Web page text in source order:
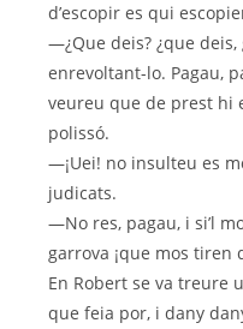
d’escopir es qui
—¿Que deis? ¿que
enrevoltant-lo. Pagau,
veureu que de prest hi
polissó.
—¡Uei! no insulteu es
judicats.
—No res, pagau, i si’l
garrova ¡que mos tiren
En Robert se va treure
que feia por, i dany